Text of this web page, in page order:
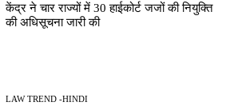
केंद्र ने चार राज्यों में 30 हाईकोर्ट जजों की नियुक्ति
की अधिसूचना जारी की
LAW TREND -HINDI